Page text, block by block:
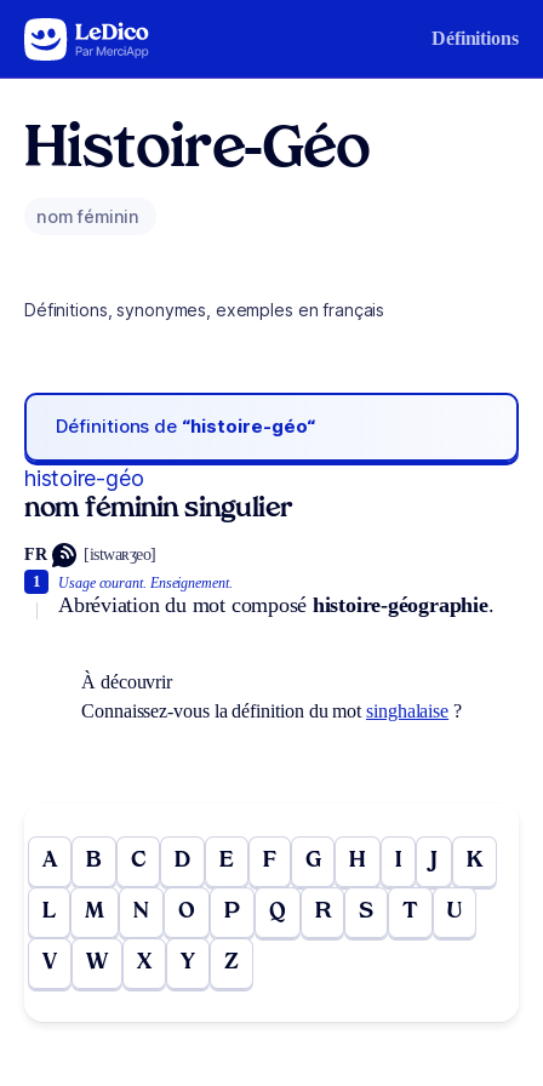
Aller au contenu Définitions
Histoire-Géo
nom féminin
Définitions, synonymes, exemples en français
Définitions de “histoire-géo“
histoire-géo
nom féminin singulier
FR [istwaʀʒeo]
Usage courant. Enseignement.
Abréviation du mot composé histoire-géographie.
1
À découvrir
Connaissez-vous la définition du motsinghalaise ?
A B C D E F G H I J K
L M N O P Q R S T U
V W X Y Z